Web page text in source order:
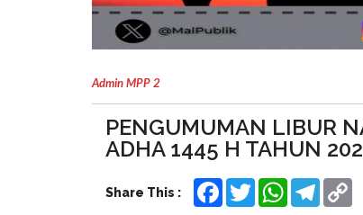
Admin MPP 2
PENGUMUMAN LIBUR
ADHA 1445 H TAHUN
Share This : Facebook
TwitterWhatsApp